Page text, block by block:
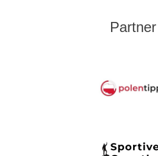
Partner